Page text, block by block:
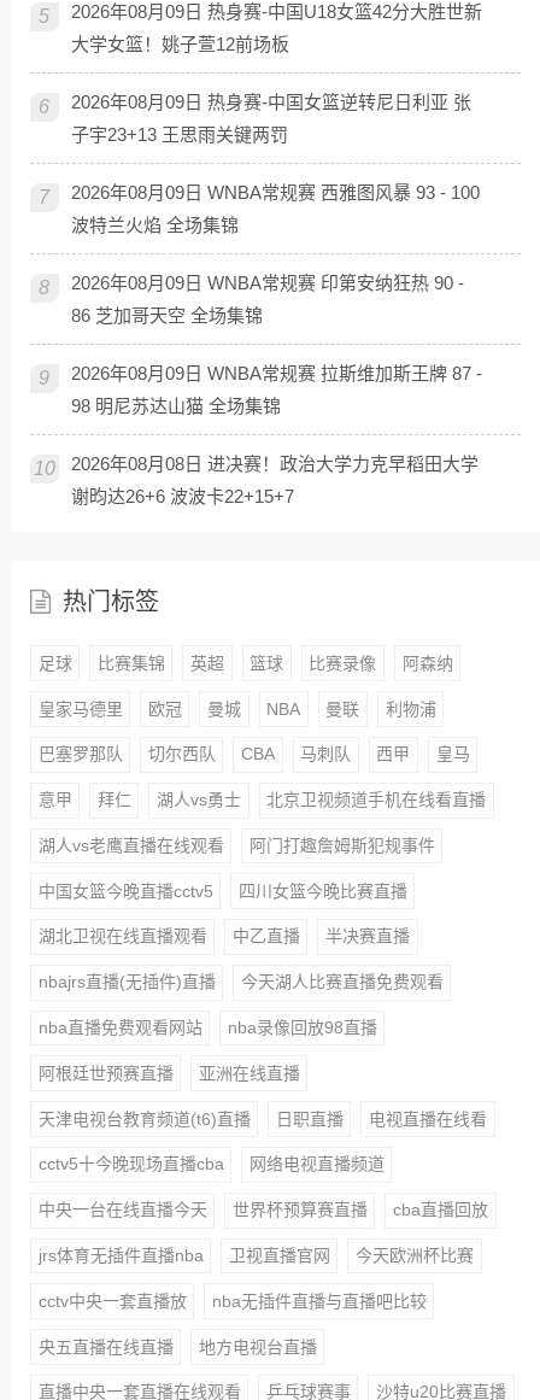
5
2026年08月09日 热身赛-中国U18女篮42分大胜世新
大学女篮！姚子萱12前场板
6
2026年08月09日 热身赛-中国女篮逆转尼日利亚 张
子宇23+13 王思雨关键两罚
7
2026年08月09日 WNBA常规赛 西雅图风暴 93 - 100
波特兰火焰 全场集锦
8
2026年08月09日 WNBA常规赛 印第安纳狂热 90 -
86 芝加哥天空 全场集锦
9
2026年08月09日 WNBA常规赛 拉斯维加斯王牌 87 -
98 明尼苏达山猫 全场集锦
10
2026年08月08日 进决赛！政治大学力克早稻田大学
谢昀达26+6 波波卡22+15+7
热门标签
足球 比赛集锦 英超 篮球 比赛录像 阿森纳
皇家马德里 欧冠 曼城 NBA 曼联 利物浦
巴塞罗那队 切尔西队 CBA 马刺队 西甲 皇马
意甲 拜仁 湖人vs勇士 北京卫视频道手机在线看直播
湖人vs老鹰直播在线观看 阿门打趣詹姆斯犯规事件
中国女篮今晚直播cctv5 四川女篮今晚比赛直播
湖北卫视在线直播观看 中乙直播 半决赛直播
nbajrs直播(无插件)直播 今天湖人比赛直播免费观看
nba直播免费观看网站 nba录像回放98直播
阿根廷世预赛直播 亚洲在线直播
天津电视台教育频道(t6)直播 日职直播 电视直播在线看
cctv5十今晚现场直播cba 网络电视直播频道
中央一台在线直播今天 世界杯预算赛直播 cba直播回放
jrs体育无插件直播nba 卫视直播官网 今天欧洲杯比赛
cctv中央一套直播放 nba无插件直播与直播吧比较
央五直播在线直播 地方电视台直播
直播中央一套直播在线观看 乒乓球赛事 沙特u20比赛直播